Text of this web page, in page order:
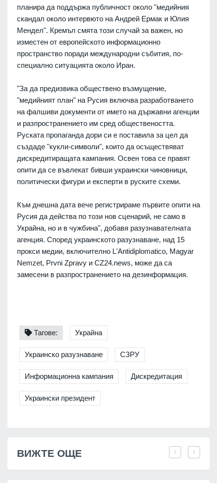
планира да поддържа публичност около "медийния
скандал около интервюто на Андрей Ермак и Юлия
Мендел". Кремъл смята този случай за важен, но
изместен от европейското информационно
пространство поради международни събития, по-
специално ситуацията около Иран.
"За да предизвика обществено възмущение,
"медийният план" на Русия включва разработването
на фалшиви документи от името на държавни агенции
и разпространението им сред обществеността.
Руската пропаганда дори си е поставила за цел да
създаде "кукли-символи", които да осъществяват
дискредитиращата кампания. Освен това се правят
опити да се въвлекат бивши украински чиновници,
политически фигури и експерти в руските схеми.
Към днешна дата вече регистрираме първите опити на
Русия да действа по този нов сценарий, не само в
Украйна, но и в чужбина", добавя разузнавателната
агенция. Според украинското разузнаване, над 15
прокси медии, включително L'Antidiplomatico, Magyar
Nemzet, Prvni Zpravy и CZ24.news, може да са
замесени в разпространението на дезинформация.
Тагове: Украйна
Украинско разузнаване СЗРУ
Информационна кампания Дискредитация
Украински президент
ВИЖТЕ ОЩЕ